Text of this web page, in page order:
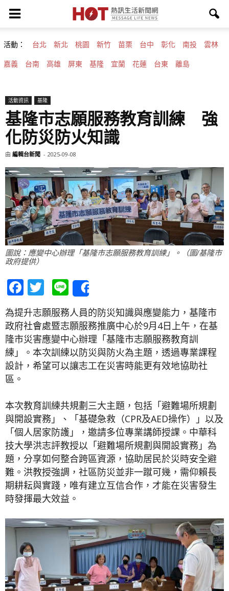
活動： 台北 新北 桃園 新竹 苗栗 台中 彰化 南投 雲林
嘉義 台南 高雄 屏東 基隆 宜蘭 花蓮 台東 離島
活動資訊 基隆
基隆市志願服務教育訓練 強
化防災防火知識
由 編輯台新聞 - 2025-09-08
圖說：應變中心辦理「基隆市志願服務教育訓練」。（圖/基隆市
政府提供）
Facebook
Twitter
Line
為提升志願服務人員的防災知識與應變能力，基隆市
政府社會處暨志願服務推廣中心於9月4日上午，在基
隆市災害應變中心辦理「基隆市志願服務教育訓
練」。本次訓練以防災與防火為主題，透過專業課程
設計，希望可以讓志工在災害時能更有效地協助社
區。
本次教育訓練共規劃三大主題，包括「避難場所規劃
與開設實務」、「基礎急救（CPR及AED操作）」以及
「個人居家防護」，邀請多位專業講師授課。中華科
技大學洪志評教授以「避難場所規劃與開設實務」為
題，分享如何整合跨區資源，協助居民於災時安全避
難。洪教授強調，社區防災並非一蹴可幾，需仰賴長
期耕耘與實踐，唯有建立互信合作，才能在災害發生
時發揮最大效益。